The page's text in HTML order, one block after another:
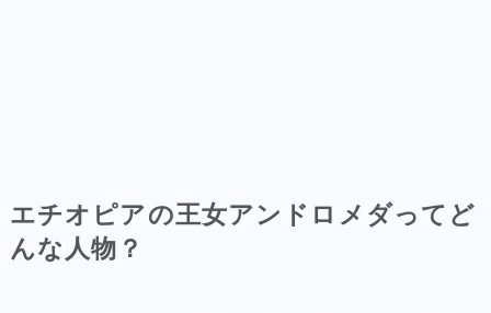
エチオピアの王女アンドロメダってど
んな人物？